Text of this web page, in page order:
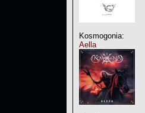
Kosmogonia:
Aella